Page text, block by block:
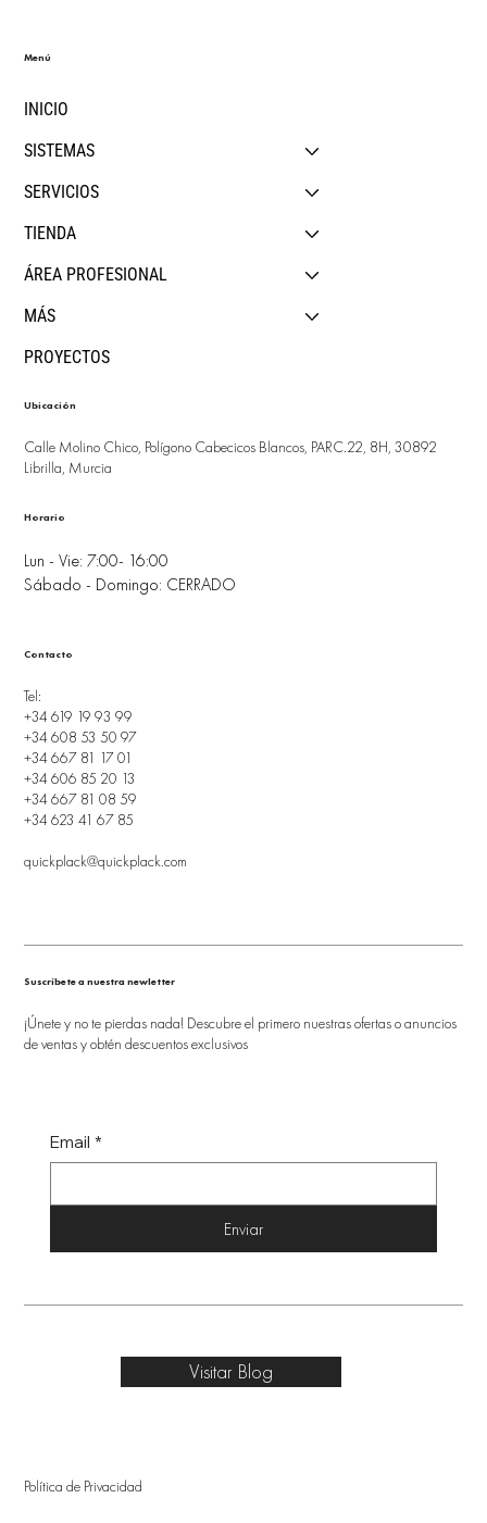
INICIO
SISTEMAS
SERVICIOS
TIENDA
ÁREA PROFESIONAL
MÁS
PROYECTOS
Menú
Ubicación
Calle Molino Chico, Polígono Cabecicos Blancos, PARC.22, 8H, 30892
Librilla, Murcia
Lun - Vie: 7:00- 16:00
Sábado - Domingo: CERRADO
Horario
Tel:
+34 619 19 93 99
+34 608 53 50 97
+34 667 81 17 01
+34 606 85 20 13
+34 667 81 08 59
+34 623 41 67 85
quickplack@quickplack.com
Contacto
Suscríbete a nuestra newletter
¡Únete y no te pierdas nada! Descubre el primero nuestras ofertas o anuncios
de ventas y obtén descuentos exclusivos
Email *
Enviar
Política de Privacidad
Visitar Blog